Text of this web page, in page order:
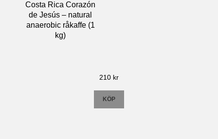
Costa Rica Corazón
de Jesús – natural
anaerobic råkaffe (1
kg)
210 kr
KÖP